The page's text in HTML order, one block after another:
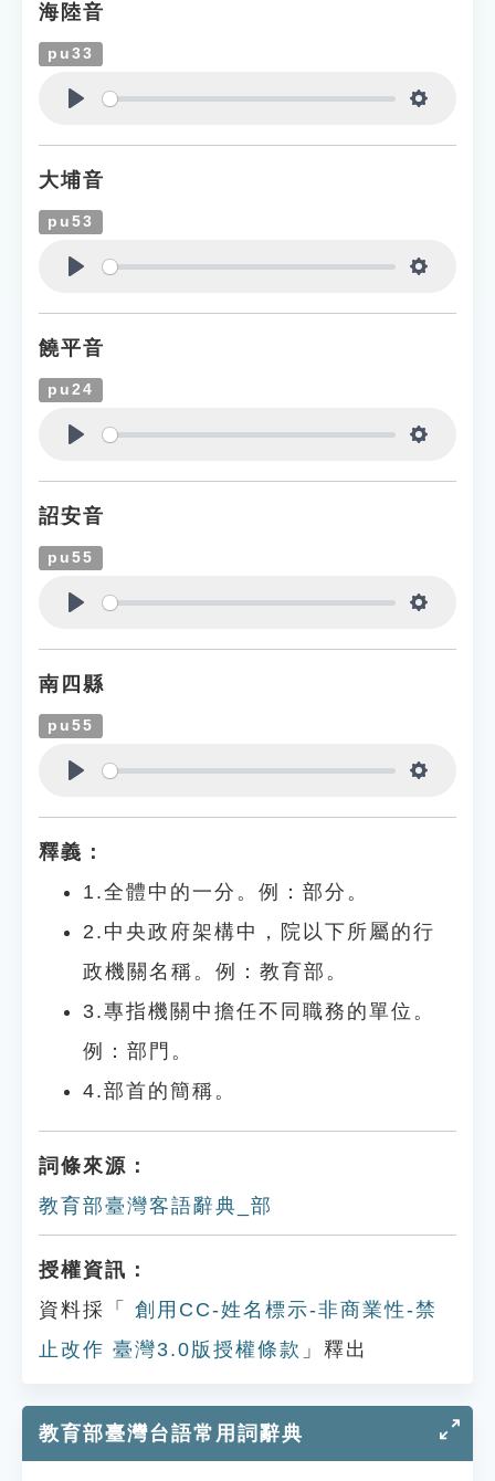
海陸音
pu33
大埔音
pu53
饒平音
pu24
詔安音
pu55
南四縣
pu55
釋義：
1.全體中的一分。例：部分。
2.中央政府架構中，院以下所屬的行
政機關名稱。例：教育部。
3.專指機關中擔任不同職務的單位。
例：部門。
4.部首的簡稱。
詞條來源：
教育部臺灣客語辭典_部
授權資訊：
資料採「
創用CC-姓名標示-非商業性-禁
止改作 臺灣3.0版授權條款 」釋出
教育部臺灣台語常用詞辭典